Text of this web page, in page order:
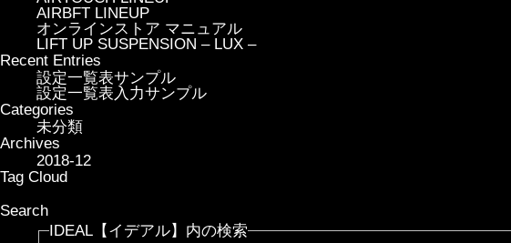
AIRBFT LINEUP
オンラインストア マニュアル
LIFT UP SUSPENSION – LUX –
Recent Entries
設定一覧表サンプル
設定一覧表入力サンプル
Categories
未分類
Archives
2018-12
Tag Cloud
Search
IDEAL【イデアル】内の検索